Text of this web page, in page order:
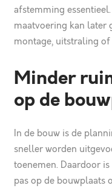
afstemming
maatvoering kan later
montage, uitstraling of
Minder
op de
In de bouw is de
sneller worden
toenemen. Daardoor
pas op de bouwplaats